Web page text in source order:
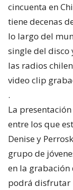
cincuenta en
tiene decenas
lo largo del
single del
las radios
video clip
.
La
entre los que
Denise y
grupo de
en la grabación
podrá disfrutar